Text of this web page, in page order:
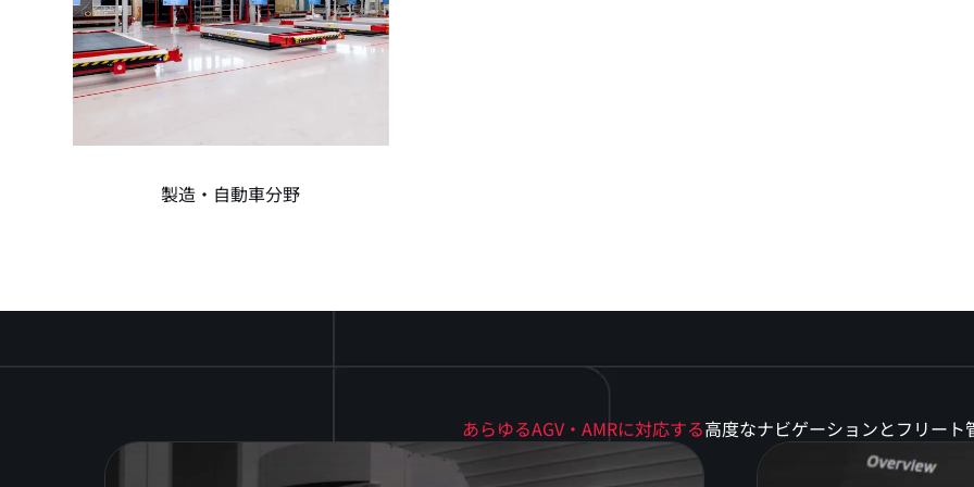
製造・自動車分野
あらゆるAGV・AMRに対応する高度なナビゲーションとフリート